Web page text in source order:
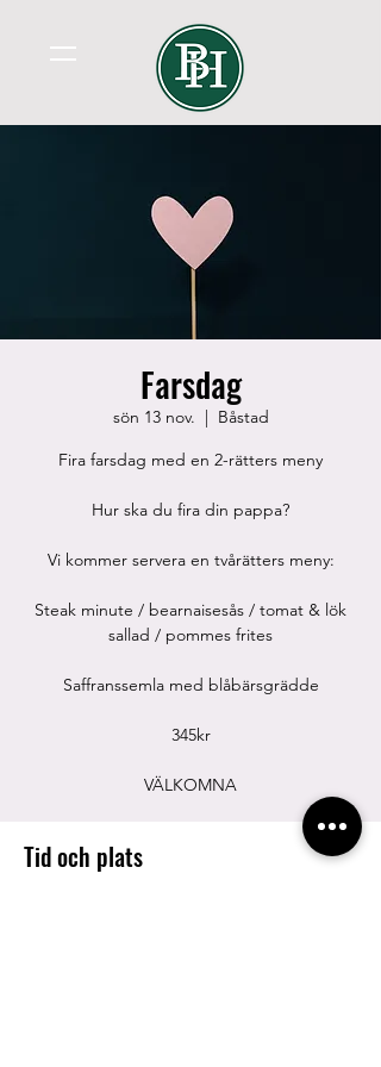
Farsdag
sön 13 nov.
  |
Båstad
Fira farsdag med en 2-rätters meny
Hur ska du fira din pappa?
Vi kommer servera en tvårätters meny:
Steak minute / bearnaisesås / tomat & lök
sallad / pommes frites
Saffranssemla med blåbärsgrädde
345kr
VÄLKOMNA
Tid och plats